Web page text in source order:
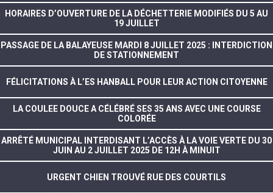
HORAIRES D’OUVERTURE DE LA DÉCHETTERIE MODIFIÉS DU 5 AU
19 JUILLET
PASSAGE DE LA BALAYEUSE MARDI 8 JUILLET 2025 : INTERDICTION
DE STATIONNEMENT
FÉLICITATIONS À L’ES HANBALL POUR LEUR ACTION CITOYENNE
LA COULEE DOUCE A CÉLÉBRÉ SES 35 ANS AVEC UNE COURSE
COLORÉE
ARRÊTÉ MUNICIPAL INTERDISANT L’ACCÈS À LA VOIE VERTE DU 30
JUIN AU 2 JUILLET 2025 DE 12H À MINUIT
URGENT CHIEN TROUVÉ RUE DES COURTILS